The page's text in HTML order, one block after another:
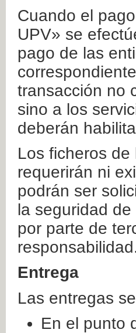
Cuando el
UPV» se
pago de las
transacción no
sino a los
deberán
Los ficheros
requerirán ni
podrán ser
la seguridad
por parte de
Entrega
Las entregas
En el punto